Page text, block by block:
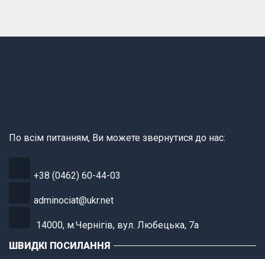
По всім питанням, Ви можете звернутися до нас:
+38 (0462) 60-44-03
adminociat@ukr.net
14000, м.Чернігів, вул. Любецька, 7а
ШВИДКІ ПОСИЛАННЯ